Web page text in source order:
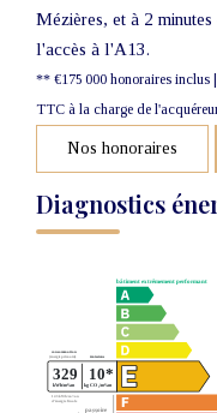
Mézières, et à 2
l'accès à l'A13.
** €175 000 honoraires inclus |
TTC à la charge de
Nos honoraires
Diagnostics